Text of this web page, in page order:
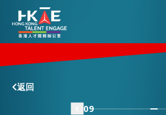
香港優勢
返回
09